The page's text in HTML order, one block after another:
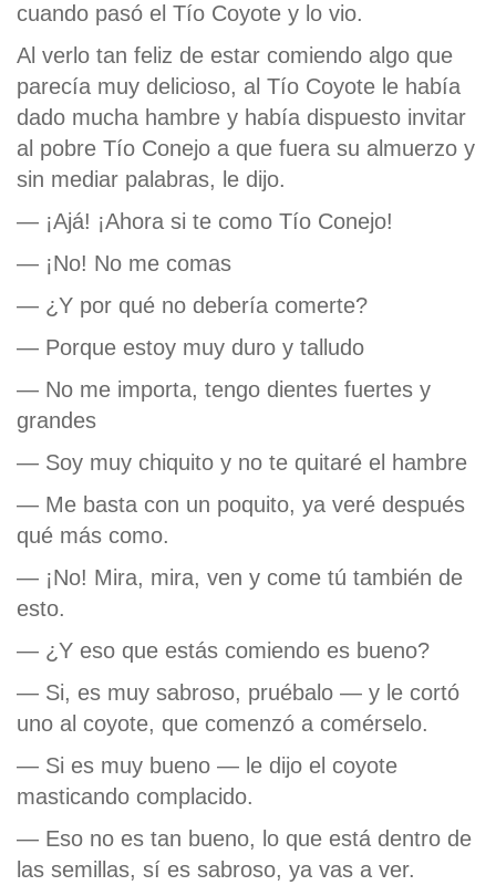
cuando pasó el Tío Coyote y lo vio.
Al verlo tan feliz de estar comiendo algo que
parecía muy delicioso, al Tío Coyote le había
dado mucha hambre y había dispuesto invitar
al pobre Tío Conejo a que fuera su almuerzo y
sin mediar palabras, le dijo.
— ¡Ajá! ¡Ahora si te como Tío Conejo!
— ¡No! No me comas
— ¿Y por qué no debería comerte?
— Porque estoy muy duro y talludo
— No me importa, tengo dientes fuertes y
grandes
— Soy muy chiquito y no te quitaré el hambre
— Me basta con un poquito, ya veré después
qué más como.
— ¡No! Mira, mira, ven y come tú también de
esto.
— ¿Y eso que estás comiendo es bueno?
— Si, es muy sabroso, pruébalo — y le cortó
uno al coyote, que comenzó a comérselo.
— Si es muy bueno — le dijo el coyote
masticando complacido.
— Eso no es tan bueno, lo que está dentro de
las semillas, sí es sabroso, ya vas a ver.